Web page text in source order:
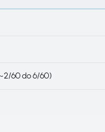
60 do 6/60)